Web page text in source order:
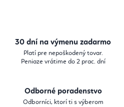
30 dní na výmenu zadarmo
Platí pre nepoškodený tovar.
Peniaze vrátime do 2 prac. dní
Odborné poradenstvo
Odborníci, ktorí ti s výberom